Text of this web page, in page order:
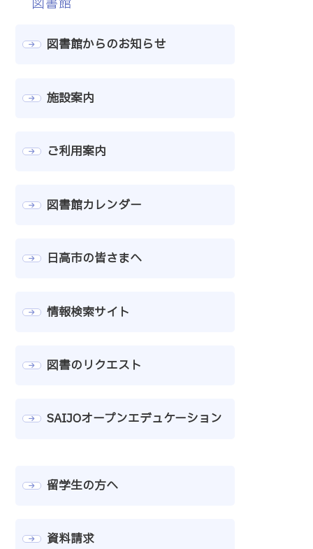
図書館
図書館からのお知らせ
施設案内
ご利用案内
図書館カレンダー
日高市の皆さまへ
情報検索サイト
図書のリクエスト
SAIJOオープンエデュケーション
留学生の方へ
資料請求